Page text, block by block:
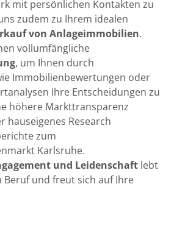
mit persönlichen Kontakten zu
zudem zu Ihrem idealen
von Anlageimmobilien.
vollumfängliche
, um Ihnen durch
Immobilienbewertungen oder
Ihre Entscheidungen zu
höhere Markttransparenz
hauseigenes Research
zum
Karlsruhe.
und Leidenschaft lebt
Beruf und freut sich auf Ihre